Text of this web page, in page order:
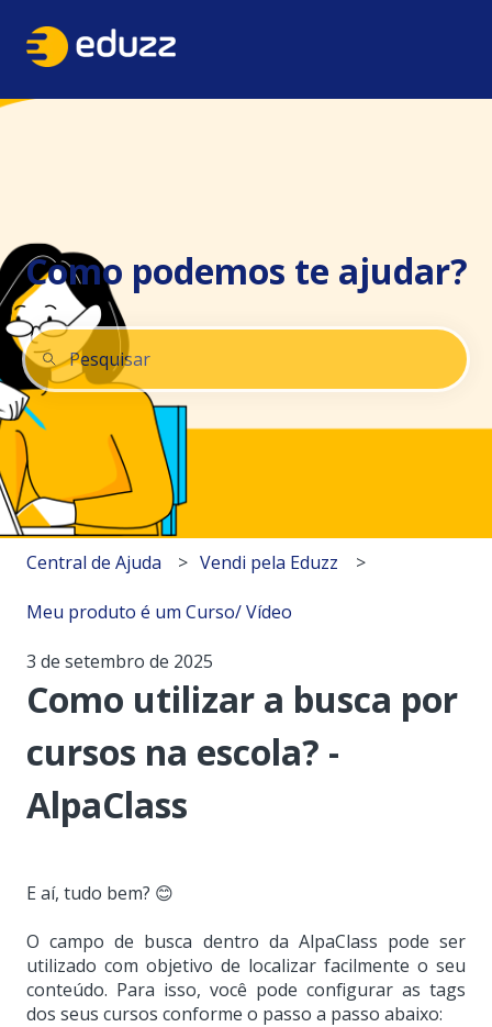
Como podemos te ajudar?
Não há sugestões porque o campo de pesquisa está
Central de Ajuda Vendi pela Eduzz
Meu produto é um Curso/ Vídeo
3 de setembro de 2025
Como utilizar a busca por
cursos na escola? -
AlpaClass
E aí, tudo bem? 😊
O campo de busca dentro da AlpaClass pode ser
utilizado com objetivo de localizar facilmente o seu
conteúdo. Para isso, você pode configurar as tags
dos seus cursos conforme o passo a passo abaixo: